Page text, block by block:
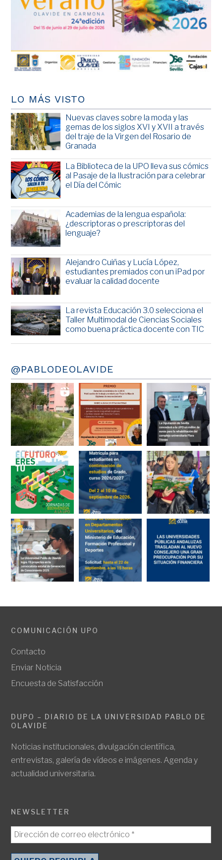
LO MÁS VISTO
Nuevas claves sobre la moda y las
gemas de los siglos XVI y XVII a través
del traje de la Virgen del Rosario de
Granada
La Biblioteca de la UPO lleva sus cómics
al Pasaje de la Ilustración para celebrar
el Día del Cómic
Academias de la lengua española:
¿descriptoras o prescriptoras del
lenguaje?
Alejandro Cuiñas y Lucía López,
estudiantes premiados con un iPad por
evaluar la calidad docente
La revista Educación 3.0 selecciona el
Taller Multimodal de Ciencias Sociales
como buena práctica docente con TIC
@PABLODEOLAVIDE
COMUNICACIÓN UPO
Contacto
Enviar Noticia
Encuesta de Satisfacción
DUPO – DIARIO DE LA UNIVERSIDAD PABLO DE
OLAVIDE
Noticias institucionales, divulgación científica,
entrevistas, galería de vídeos e imágenes. Agenda y
actualidad universitaria.
NEWSLETTER